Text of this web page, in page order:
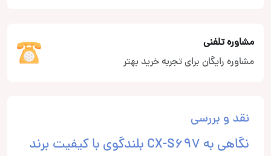
مشاوره تلفنی
مشاوره رایگان برای تجربه خرید بهتر
نقد و بررسی
نگاهی به CX-S697 بلندگوی با کیفیت برند